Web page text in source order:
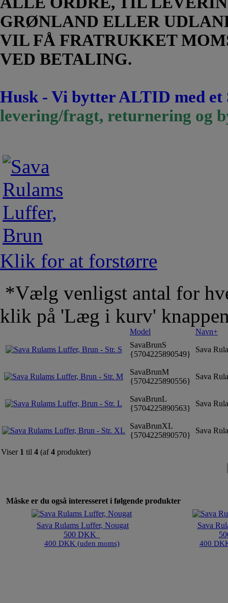
GRØNLAND ELLER
VIL FÅ FRATRUKKET
VED BETALING.
Husk - Vi bytter ALTID med
levering/fragt, returnering og
Klik for at forstørre
*Vælg venligst antal for
klik på 'Læg i kurv'
Model
Navn+
SavaBrunS
{5704225890549}
Sava
SavaBrunM
{5704225890556}
Sava
SavaBrunL
{5704225890563}
Sava
SavaBrunXL
{5704225890570}
Sava
Viser 1 til 4 (af4 produkter)
Måske er du også interesseret i følgende produkter
Sava Rulams Luffer, Nougat
500 DKK
400 DKK (uden moms)
Sava
400